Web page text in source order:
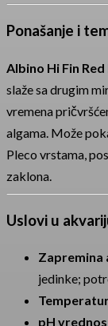
Ponašanje i
Albino Hi Fin Red
slaže sa drugim
vremena
algama. Može
Pleco vrstama,
zaklona.
Uslovi u
Zapremina
jedinke;
pH